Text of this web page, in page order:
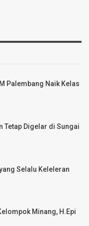
Palembang Naik Kelas
Tetap Digelar di Sungai
Selalu Keleleran
Minang, H.Epi